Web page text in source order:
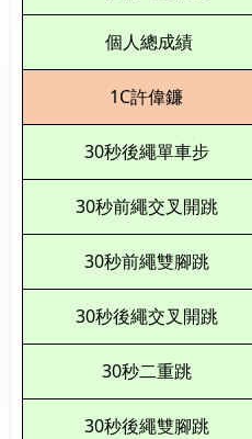
個人總成績
1C許偉鐮
30秒後繩單車步
30秒前繩交叉開跳
30秒前繩雙腳跳
30秒後繩交叉開跳
30秒二重跳
30秒後繩雙腳跳